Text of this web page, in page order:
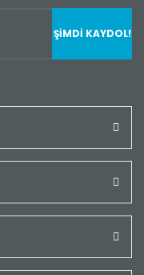
ŞİMDİ KAYDOL!